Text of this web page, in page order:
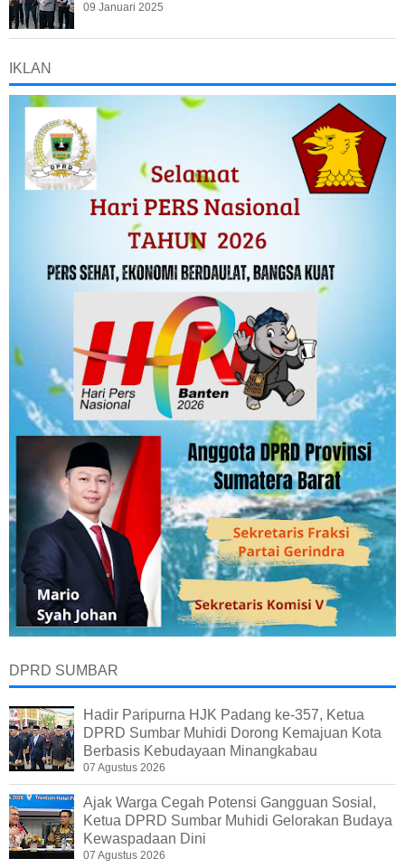
09 Januari 2025
IKLAN
DPRD SUMBAR
Hadir Paripurna HJK Padang ke-357, Ketua
DPRD Sumbar Muhidi Dorong Kemajuan Kota
Berbasis Kebudayaan Minangkabau
07 Agustus 2026
Ajak Warga Cegah Potensi Gangguan Sosial,
Ketua DPRD Sumbar Muhidi Gelorakan Budaya
Kewaspadaan Dini
07 Agustus 2026